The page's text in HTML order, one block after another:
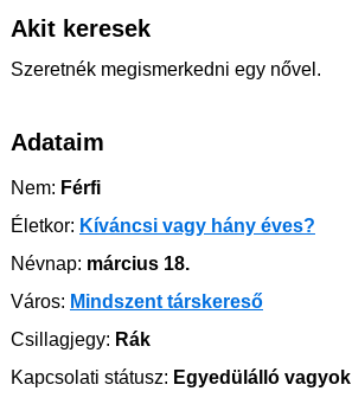
Akit keresek
Szeretnék megismerkedni egy nővel.
Adataim
Nem: Férfi
Életkor: Kíváncsi vagy hány éves?
Névnap: március 18.
Város: Mindszent társkereső
Csillagjegy: Rák
Kapcsolati státusz: Egyedülálló vagyok